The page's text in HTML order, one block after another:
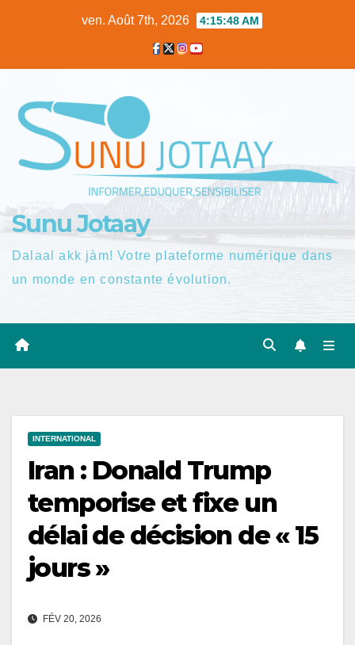
ven. Août 7th, 2026 4:15:49 AM
Sunu Jotaay
Dalaal akk jàm! Votre plateforme numérique dans
un monde en constante évolution.
INTERNATIONAL
Iran : Donald Trump
temporise et fixe un
délai de décision de « 15
jours »
FÉV 20, 2026